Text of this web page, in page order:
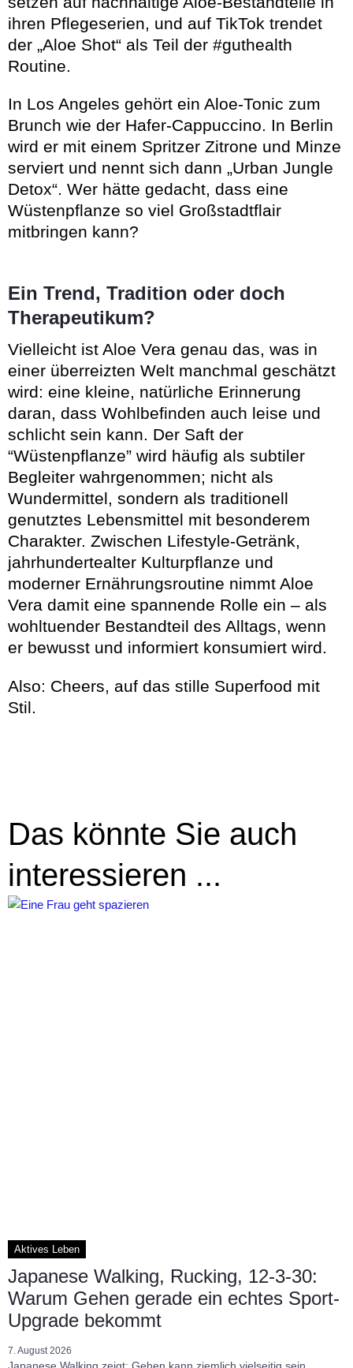
ihren Pflegeserien, und auf TikTok trendet
der „Aloe Shot“ als Teil der #guthealth
Routine.
In Los Angeles gehört ein Aloe-Tonic zum
Brunch wie der Hafer-Cappuccino. In Berlin
wird er mit einem Spritzer Zitrone und Minze
serviert und nennt sich dann „Urban Jungle
Detox“. Wer hätte gedacht, dass eine
Wüstenpflanze so viel Großstadtflair
mitbringen kann?
Ein Trend, Tradition oder doch
Therapeutikum?
Vielleicht ist Aloe Vera genau das, was in
einer überreizten Welt manchmal geschätzt
wird: eine kleine, natürliche Erinnerung
daran, dass Wohlbefinden auch leise und
schlicht sein kann. Der Saft der
“Wüstenpflanze” wird häufig als subtiler
Begleiter wahrgenommen; nicht als
Wundermittel, sondern als traditionell
genutztes Lebensmittel mit besonderem
Charakter. Zwischen Lifestyle-Getränk,
jahrhundertealter Kulturpflanze und
moderner Ernährungsroutine nimmt Aloe
Vera damit eine spannende Rolle ein – als
wohltuender Bestandteil des Alltags, wenn
er bewusst und informiert konsumiert wird.
Also: Cheers, auf das stille Superfood mit
Stil.
Das könnte Sie auch
interessieren ...
Aktives Leben
Japanese Walking, Rucking, 12-3-30:
Warum Gehen gerade ein echtes Sport-
Upgrade bekommt
7. August 2026
Japanese Walking zeigt: Gehen kann ziemlich vielseitig sein